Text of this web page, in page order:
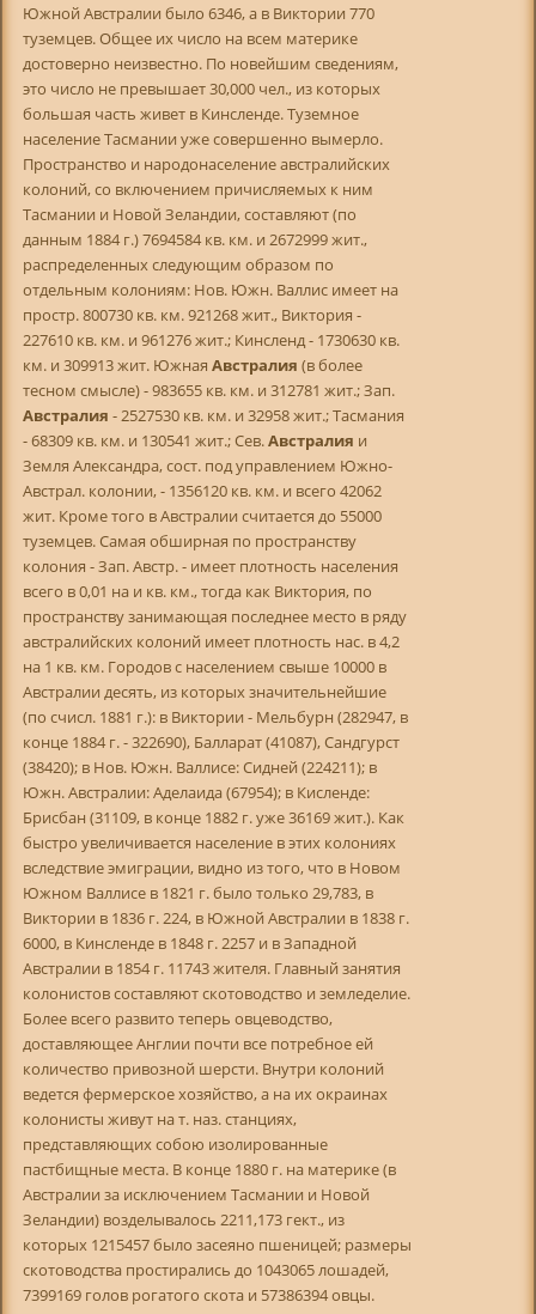
Южной Австралии было 6346, а в Виктории 770
туземцев. Общее их число на всем материке
достоверно неизвестно. По новейшим сведениям,
это число не превышает 30,000 чел., из которых
большая часть живет в Кинсленде. Туземное
население Тасмании уже совершенно вымерло.
Пространство и народонаселение австралийских
колоний, со включением причисляемых к ним
Тасмании и Новой Зеландии, составляют (по
данным 1884 г.) 7694584 кв. км. и 2672999 жит.,
распределенных следующим образом по
отдельным колониям: Нов. Южн. Валлис имеет на
простр. 800730 кв. км. 921268 жит., Виктория -
227610 кв. км. и 961276 жит.; Кинсленд - 1730630 кв.
км. и 309913 жит. Южная Австралия (в более
тесном смысле) - 983655 кв. км. и 312781 жит.; Зап.
Австралия - 2527530 кв. км. и 32958 жит.; Тасмания
- 68309 кв. км. и 130541 жит.; Сев.Австралия и
Земля Александра, сост. под управлением Южно-
Австрал. колонии, - 1356120 кв. км. и всего 42062
жит. Кроме того в Австралии считается до 55000
туземцев. Самая обширная по пространству
колония - Зап. Австр. - имеет плотность населения
всего в 0,01 на и кв. км., тогда как Виктория, по
пространству занимающая последнее место в ряду
австралийских колоний имеет плотность нас. в 4,2
на 1 кв. км. Городов с населением свыше 10000 в
Австралии десять, из которых значительнейшие
(по счисл. 1881 г.): в Виктории - Мельбурн (282947, в
конце 1884 г. - 322690), Балларат (41087), Сандгурст
(38420); в Нов. Южн. Валлисе: Сидней (224211); в
Южн. Австралии: Аделаида (67954); в Кисленде:
Брисбан (31109, в конце 1882 г. уже 36169 жит.). Как
быстро увеличивается население в этих колониях
вследствие эмиграции, видно из того, что в Новом
Южном Валлисе в 1821 г. было только 29,783, в
Виктории в 1836 г. 224, в Южной Австралии в 1838 г.
6000, в Кинсленде в 1848 г. 2257 и в Западной
Австралии в 1854 г. 11743 жителя. Главный занятия
колонистов составляют скотоводство и земледелие.
Более всего развито теперь овцеводство,
доставляющее Англии почти все потребное ей
количество привозной шерсти. Внутри колоний
ведется фермерское хозяйство, а на их окраинах
колонисты живут на т. наз. станциях,
представляющих собою изолированные
пастбищные места. В конце 1880 г. на материке (в
Австралии за исключением Тасмании и Новой
Зеландии) возделывалось 2211,173 гект., из
которых 1215457 было засеяно пшеницей; размеры
скотоводства простирались до 1043065 лошадей,
7399169 голов рогатого скота и 57386394 овцы.